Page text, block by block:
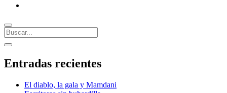
Buscar
Barra
lateral
abrir
lateral
Entradas recientes
El diablo, la gala y Mamdani